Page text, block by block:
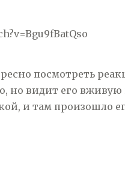
посмотреть
но видит его
и там произошло